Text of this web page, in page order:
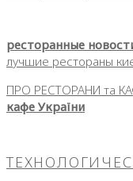
ресторанные
лучшие рестораны
ПРО РЕСТОРАНИ та
кафе України